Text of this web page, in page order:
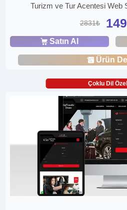
Turizm ve Tur Acentesi Web
2831₺
Satın Al
Ürün
Çoklu Dil